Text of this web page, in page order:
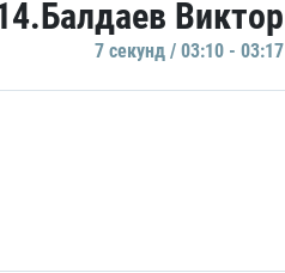
Виктор
7 секунд / 03:10 - 03:17